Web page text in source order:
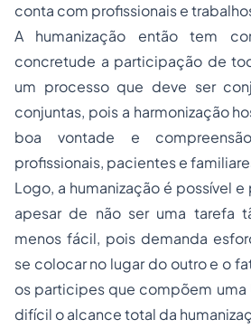
conta com profissionais e
A humanização então tem
concretude a participação de
um processo que deve ser
conjuntas, pois a harmonização
boa vontade e
profissionais, pacientes e
Logo, a humanização é possível
apesar de não ser uma tarefa
menos fácil, pois demanda
se colocar no lugar do outro e o
os participes que compõem uma
difícil o alcance total da